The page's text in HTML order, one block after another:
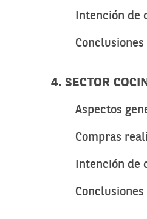
Intención de
4. SECTOR
Aspectos
Compras
Intención de